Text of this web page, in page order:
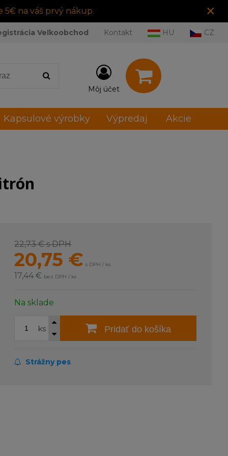
5€ na váš prvý nákup. ×
Veľkoobchod Kontakt HU CZ
Môj účet
Kapsulové výrobky Výpredaj Akcie
22,73 €s DPH
20,75 € s DPH / ks
17,44 € bez DPH / ks
Na sklade
ks Pridať do košíka
Strážny pes